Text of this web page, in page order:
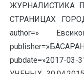
ЖУРНАЛИСТИКА
СТРАНИЦАХ
author=»
pubdate=»2017-